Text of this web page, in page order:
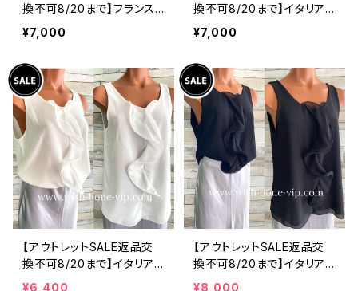
換不可8/20まで】フランス
インポート・BIGシャツ｜ピ
ンストライプ デザインシャ
ロングシャツ/ブルー
¥7,000
換不可8/20まで】イタリア
製トップス｜ Made in ITA
LY｜フリル長袖 ロマンテ
プス/ピンク-SALE
¥7,000
【アウトレットSALE返品交
換不可8/20まで】イタリア
製 CASADEILUCA ITALY
¥6,400
【アウトレットSALE返品交
換不可8/20まで】イタリア
製 CASADEILUCA ITALY
¥8,000